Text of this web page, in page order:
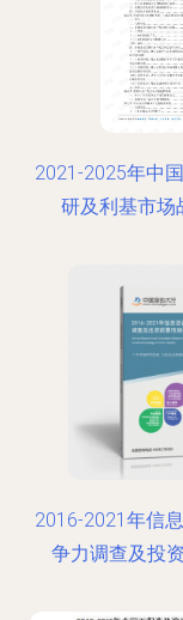
2021-2025年中
研及利基市场
2016-2021年信
争力调查及投